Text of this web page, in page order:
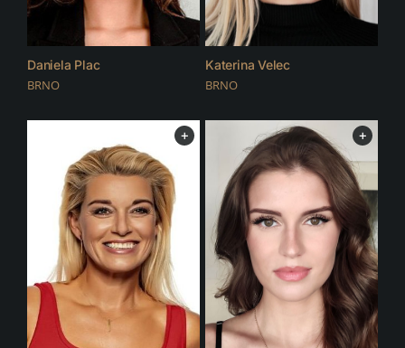
Daniela Plac
BRNO
Katerina Velec
BRNO
+ +